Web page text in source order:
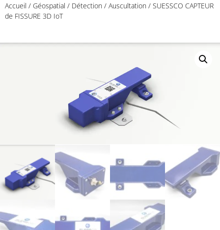
Accueil / Géospatial / Détection / Auscultation / SUESSCO CAPTEUR
de FISSURE 3D IoT